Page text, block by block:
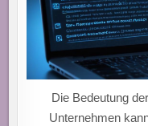
Die Bedeutung
Unternehmen